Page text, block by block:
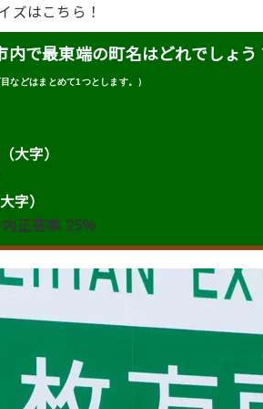
ズはこちら！
内で最東端の町名はどれでしょう
などはまとめて1つとします。）
大字）
大字）
正答率 25%